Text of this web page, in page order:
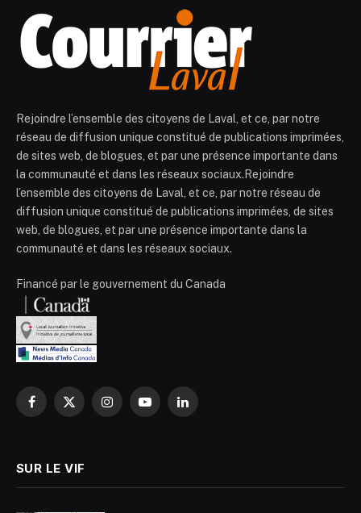
Rejoindre l’ensemble des citoyens de Laval, et ce, par notre
réseau de diffusion unique constitué de publications imprimées,
de sites web, de blogues, et par une présence importante dans
la communauté et dans les réseaux sociaux.Rejoindre
l’ensemble des citoyens de Laval, et ce, par notre réseau de
diffusion unique constitué de publications imprimées, de sites
web, de blogues, et par une présence importante dans la
communauté et dans les réseaux sociaux.
Financé par le gouvernement du Canada
Facebook
X
InstagramYouTubeLinkedIn
SUR LE VIF